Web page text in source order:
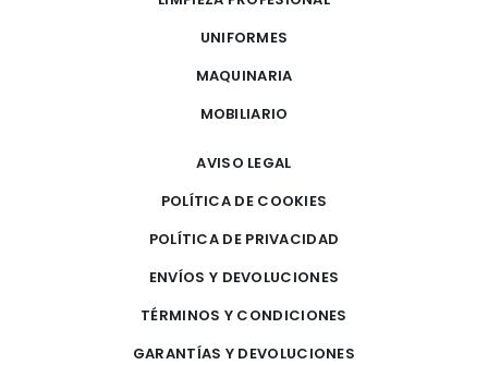
UNIFORMES
MAQUINARIA
MOBILIARIO
AVISO LEGAL
POLÍTICA DE COOKIES
POLÍTICA DE PRIVACIDAD
ENVÍOS Y DEVOLUCIONES
TÉRMINOS Y CONDICIONES
GARANTÍAS Y DEVOLUCIONES